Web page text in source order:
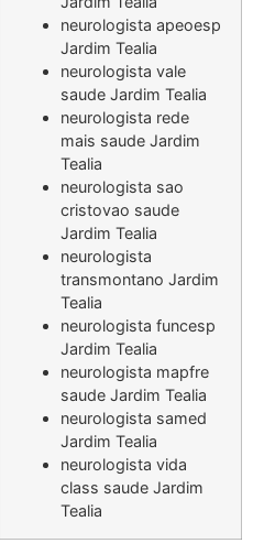
neurologista apeoesp
Jardim Tealia
neurologista vale
saude Jardim Tealia
neurologista rede
mais saude Jardim
Tealia
neurologista sao
cristovao saude
Jardim Tealia
neurologista
transmontano Jardim
Tealia
neurologista funcesp
Jardim Tealia
neurologista mapfre
saude Jardim Tealia
neurologista samed
Jardim Tealia
neurologista vida
class saude Jardim
Tealia